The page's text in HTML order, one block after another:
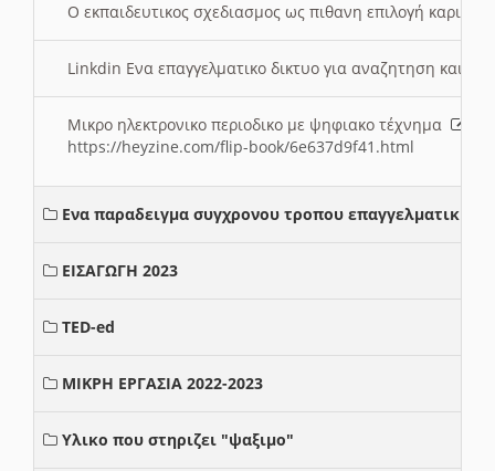
Ο εκπαιδευτικος σχεδιασμος ως πιθανη επιλογή
Linkdin Ενα επαγγελματικο δικτυο για αναζητηση και
Μικρο ηλεκτρονικο περιοδικο με ψηφιακο τέχνημα
https://heyzine.com/flip-book/6e637d9f41.html
Ενα παραδειγμα συγχρονου τροπου επαγγελματικης
ΕΙΣΑΓΩΓΗ 2023
TED-ed
ΜΙΚΡΗ ΕΡΓΑΣΙΑ 2022-2023
Υλικο που στηριζει "ψαξιμο"